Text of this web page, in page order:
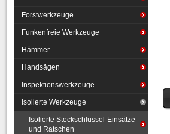
Forstwerkzeuge
Funkenfreie Werkzeuge
Hämmer
Handsägen
Inspektionswerkzeuge
Isolierte Werkzeuge
Isolierte Steckschlüssel-Einsätze
und Ratschen